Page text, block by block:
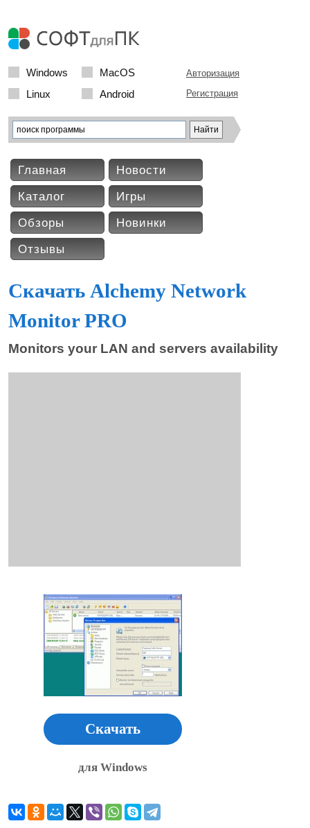
Windows
MacOS
Linux
Android
Авторизация
Регистрация
Главная
Новости
Каталог
Игры
Обзоры
Новинки
Отзывы
Скачать Alchemy Network
Monitor PRO
Monitors your LAN and servers availability
Скачать
для Windows